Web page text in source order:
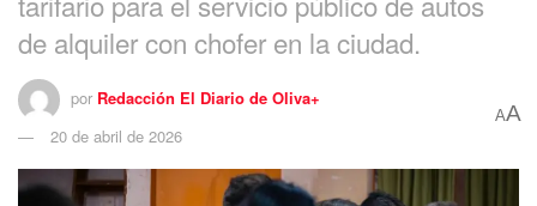
de alquiler con chofer en la ciudad.
por Redacción El Diario de Oliva+
20 de abril de 2026
AA